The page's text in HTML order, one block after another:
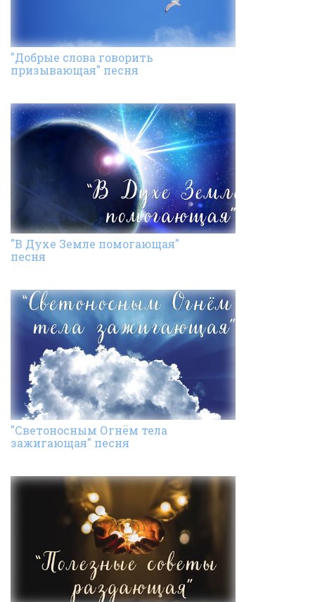
"Добрые слова говорить
призывающая" песня
"В Духе Земле помогающая"
песня
"Светоносным Огнём тела
зажигающая" песня